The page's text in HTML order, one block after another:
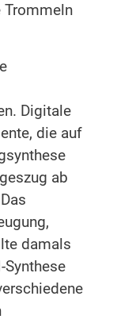
Digitale
die auf
ab
damals
Synthese